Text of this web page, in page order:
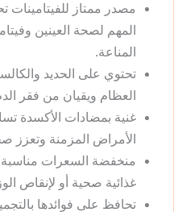
المناعة.
تحتوي على الحديد
العظام ويقيان من فقر
غنية بمضادات الأكسدة
الأمراض المزمنة وتعزز
منخفضة السعرات مناسبة
غذائية صحية أو لإنقاص
تحافظ على فوائدها